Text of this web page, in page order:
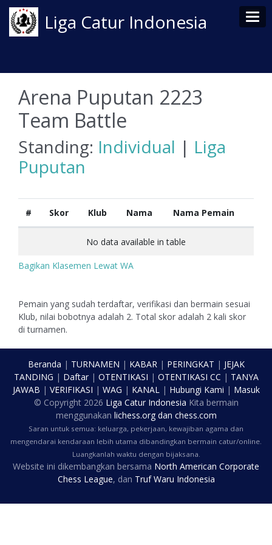
Liga Catur Indonesia
Arena Puputan 2223
Team Battle
Standing: Individual | Liga
Puputan
# Skor Klub Nama Nama Pemain
No data available in table
Bagikan Klasemen Lewat WA
Pemain yang sudah terdaftar, verifikasi dan bermain sesuai
Klub, nilai bobotnya adalah 2. Total skor adalah 2 kali skor
di turnamen.
Beranda | TURNAMEN | KABAR| PERINGKAT | JEJAK
TANDING | Daftar| OTENTIKASI | OTENTIKASI CC | TANYA
JAWAB | VERIFIKASI | WAG | KANAL| Hubungi Kami | Masuk
© Copyright 2026 Liga Catur Indonesia Kita bermain
menggunakan lichess.orgdan chess.com
Saran untuk semua: keluarga, pekerjaan, kewajiban agama dan
mengendarai kendaraan lebih utama dibandingkan bermain catur/online.
Luangkanlah waktu dengan bijaksana.
Website ini dikembangkan bersama North American Corporate
Chess League, dan Truf Waru Indonesia